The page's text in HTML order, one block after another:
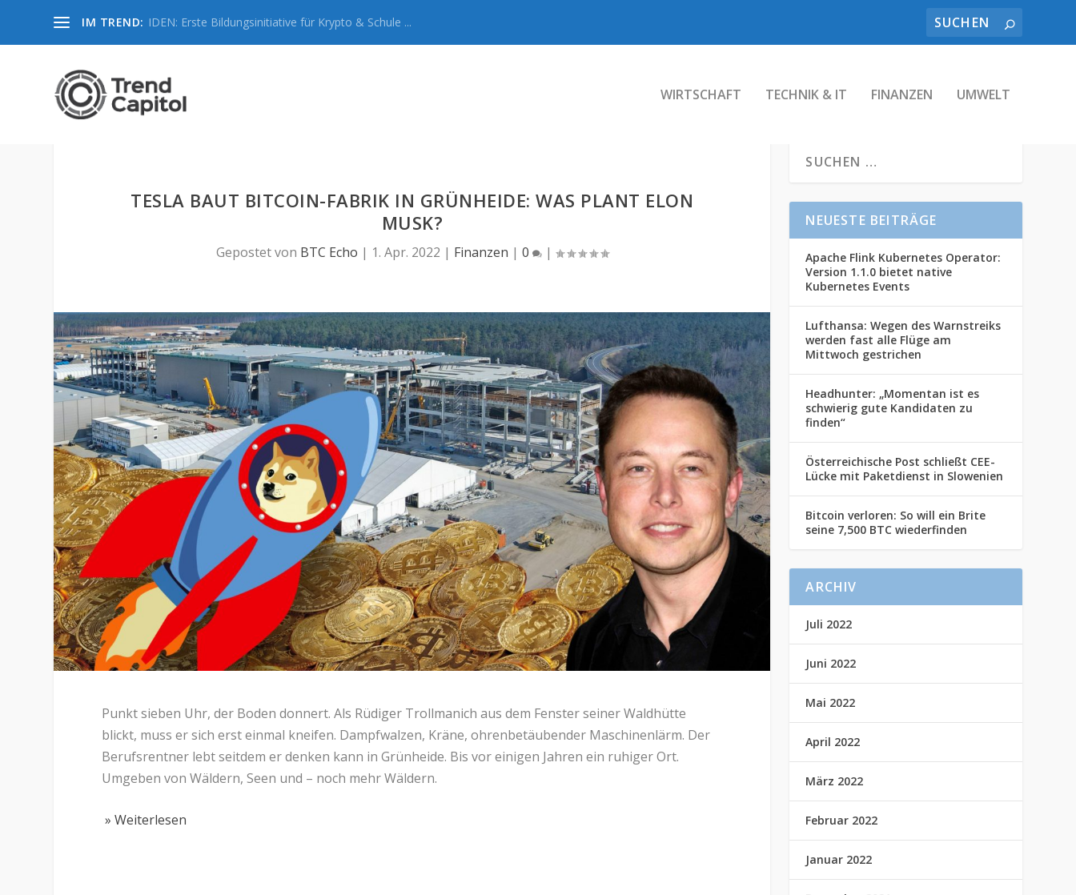
IM TREND: IDEN: Erste Bildungsinitiative für Krypto & Schule ...
WIRTSCHAFT TECHNIK & IT FINANZEN UMWELT
TESLA BAUT BITCOIN-FABRIK IN GRÜNHEIDE: WAS PLANT ELON
MUSK?
Gepostet von BTC Echo | 1. Apr. 2022 | Finanzen | 0 |
Punkt sieben Uhr, der Boden donnert. Als Rüdiger Trollmanich aus dem Fenster seiner Waldhütte
blickt, muss er sich erst einmal kneifen. Dampfwalzen, Kräne, ohrenbetäubender Maschinenlärm. Der
Berufsrentner lebt seitdem er denken kann in Grünheide. Bis vor einigen Jahren ein ruhiger Ort.
Umgeben von Wäldern, Seen und – noch mehr Wäldern.
» Weiterlesen
NEUESTE BEITRÄGE
Apache Flink Kubernetes Operator:
Version 1.1.0 bietet native
Kubernetes Events
Lufthansa: Wegen des Warnstreiks
werden fast alle Flüge am
Mittwoch gestrichen
Headhunter: „Momentan ist es
schwierig gute Kandidaten zu
finden“
Österreichische Post schließt CEE-
Lücke mit Paketdienst in Slowenien
Bitcoin verloren: So will ein Brite
seine 7,500 BTC wiederfinden
ARCHIV
Juli 2022
Juni 2022
Mai 2022
April 2022
März 2022
Februar 2022
Januar 2022